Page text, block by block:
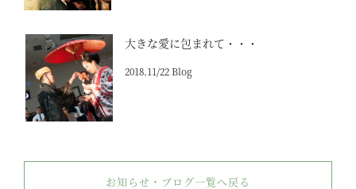
大きな愛に包まれて・・・
2018.11/22 Blog
お知らせ・ブログ一覧へ戻る